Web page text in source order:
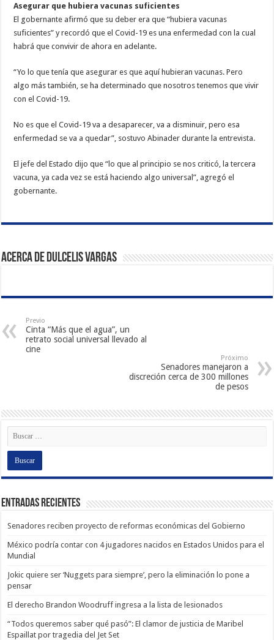
Asegurar que hubiera vacunas suficientes
El gobernante afirmó que su deber era que “hubiera vacunas
suficientes” y recordó que el Covid-19 es una enfermedad con la cual
habrá que convivir de ahora en adelante.
“Yo lo que tenía que asegurar es que aquí hubieran vacunas. Pero
algo más también, se ha determinado que nosotros tenemos que vivir
con el Covid-19.
No es que el Covid-19 va a desaparecer, va a disminuir, pero esa
enfermedad se va a quedar”, sostuvo Abinader durante la entrevista.
El jefe del Estado dijo que “lo que al principio se nos criticó, la tercera
vacuna, ya cada vez se está haciendo algo universal”, agregó el
gobernante.
Acerca de Dulcelis Vargas
Previo
Cinta “Más que el agua”, un
retrato social universal llevado al
cine
Próximo
Senadores manejaron a
discreción cerca de 300 millones
de pesos
Entradas recientes
Senadores reciben proyecto de reformas económicas del Gobierno
México podría contar con 4 jugadores nacidos en Estados Unidos para el
Mundial
Jokic quiere ser ‘Nuggets para siempre’, pero la eliminación lo pone a
pensar
El derecho Brandon Woodruff ingresa a la lista de lesionados
“Todos queremos saber qué pasó”: El clamor de justicia de Maribel
Espaillat por tragedia del Jet Set